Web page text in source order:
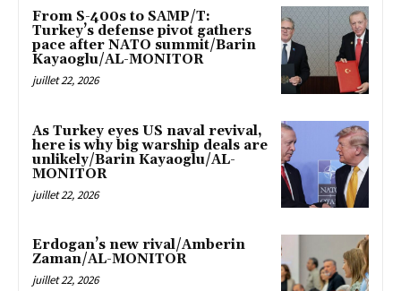
From S-400s to SAMP/T:
Turkey’s defense pivot gathers
pace after NATO summit/Barin
Kayaoglu/AL-MONITOR
juillet 22, 2026
As Turkey eyes US naval revival,
here is why big warship deals are
unlikely/Barin Kayaoglu/AL-
MONITOR
juillet 22, 2026
Erdogan’s new rival/Amberin
Zaman/AL-MONITOR
juillet 22, 2026